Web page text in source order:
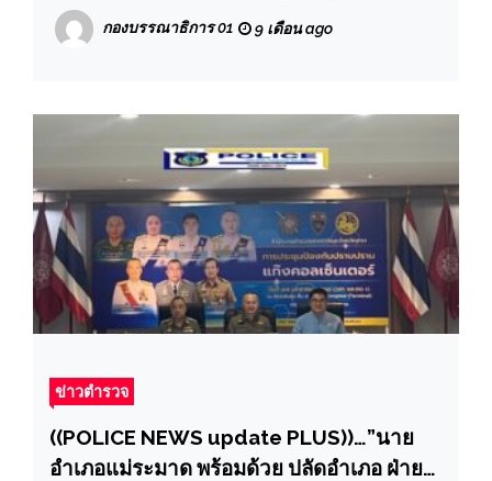
ผกก.สืบสวนธนฯ ในอดีต.
กองบรรณาธิการ 01 9 เดือน ago
ข่าวตำรวจ
((POLICE NEWS update PLUS))…”นาย
อำเภอแม่ระมาด พร้อมด้วย ปลัดอำเภอ ฝ่าย